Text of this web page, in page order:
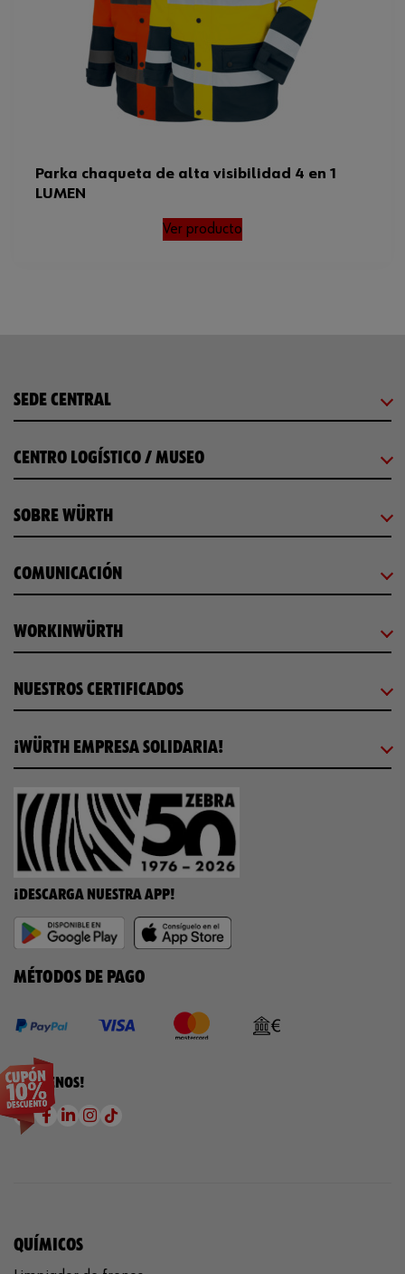
Parka chaqueta de alta visibilidad 4 en 1
LUMEN
Ver producto
SEDE CENTRAL
CENTRO LOGÍSTICO / MUSEO
SOBRE WÜRTH
COMUNICACIÓN
WORKINWÜRTH
NUESTROS CERTIFICADOS
¡WÜRTH EMPRESA SOLIDARIA!
¡DESCARGA NUESTRA APP!
MÉTODOS DE PAGO
¡SÍGUENOS!
QUÍMICOS